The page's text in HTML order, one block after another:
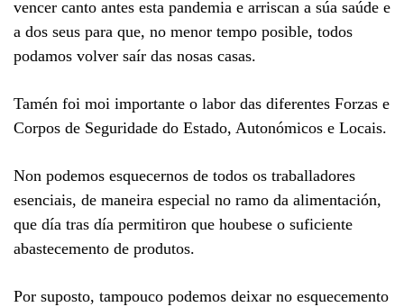
vencer canto antes esta pandemia e arriscan a súa saúde e
a dos seus para que, no menor tempo posible, todos
podamos volver saír das nosas casas.
Tamén foi moi importante o labor das diferentes Forzas e
Corpos de Seguridade do Estado, Autonómicos e Locais.
Non podemos esquecernos de todos os traballadores
esenciais, de maneira especial no ramo da alimentación,
que día tras día permitiron que houbese o suficiente
abastecemento de produtos.
Por suposto, tampouco podemos deixar no esquecemento